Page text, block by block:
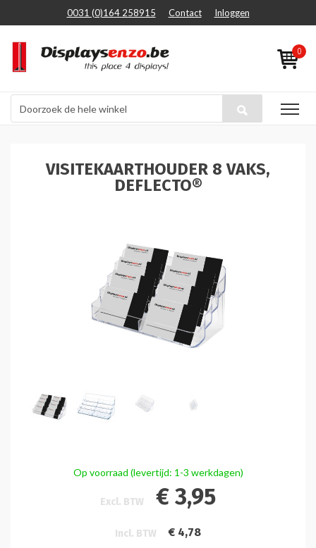
0031 (0)164 258915 Contact Inloggen
0
VISITEKAARTHOUDER 8 VAKS,
DEFLECTO®
Op voorraad (levertijd: 1-3 werkdagen)
Excl. BTW € 3,95
Incl. BTW € 4,78